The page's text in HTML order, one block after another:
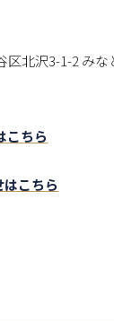
区北沢3-1-2 み
こちら
こちら